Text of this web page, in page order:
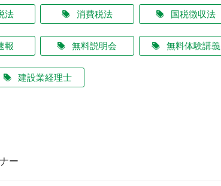
法 消費税法 国税徴収法
報 無料説明会 無料体験講義
建設業経理士
ー